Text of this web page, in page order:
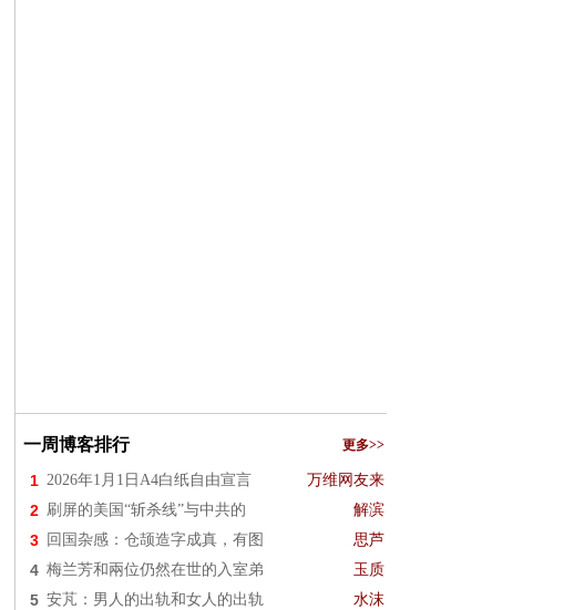
一周博客排行 更多>>
1 2026年1月1日A4白纸自由宣言 万维网友来
2 刷屏的美国“斩杀线”与中共的 解滨
3 回国杂感：仓颉造字成真，有图 思芦
4 梅兰芳和兩位仍然在世的入室弟 玉质
5 安芃：男人的出轨和女人的出轨 水沫